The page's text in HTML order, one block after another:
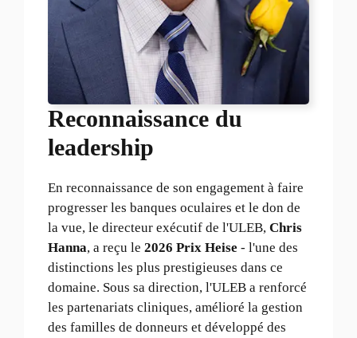
Reconnaissance du
leadership
En reconnaissance de son engagement à faire
progresser les banques oculaires et le don de
la vue, le directeur exécutif de l'ULEB, Chris
Hanna, a reçu le 2026 Prix Heise - l'une des
distinctions les plus prestigieuses dans ce
domaine. Sous sa direction, l'ULEB a renforcé
les partenariats cliniques, amélioré la gestion
des familles de donneurs et développé des